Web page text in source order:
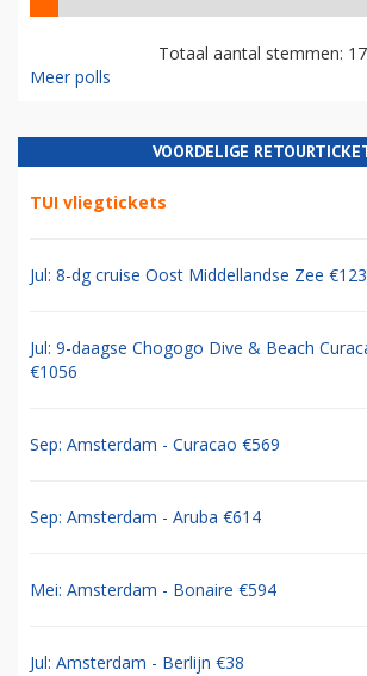
Totaal aantal stemmen:
Meer polls
VOORDELIGE
TUI vliegtickets
Jul: 8-dg cruise Oost Middellandse Zee
Jul: 9-daagse Chogogo Dive & Beach
€1056
Sep: Amsterdam - Curacao €569
Sep: Amsterdam - Aruba €614
Mei: Amsterdam - Bonaire €594
Jul: Amsterdam - Berlijn €38